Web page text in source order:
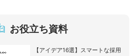
お役立ち資料
【アイデア16選】スマートな採用